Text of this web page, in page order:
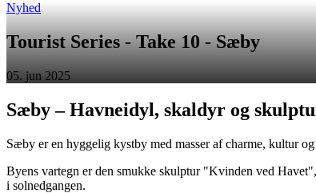
Nyhed
Tourist Series - Take 10 - Sæby
05. jun 2025
Sæby – Havneidyl, skaldyr og
Sæby er en hyggelig kystby med masser af charme, kultur
Byens vartegn er den smukke skulptur "Kvinden ved
i solnedgangen.